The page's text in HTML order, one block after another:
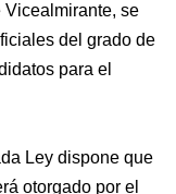
Vicealmirante, se
del grado de
para el
Ley dispone que
otorgado por el